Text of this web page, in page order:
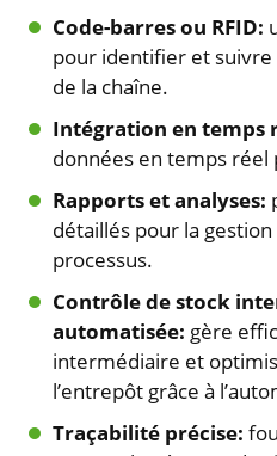
Code-barres ou RFID:
pour identifier et
de la chaîne.
Intégration en temps
données en temps réel
Rapports et analyses:
détaillés pour la
processus.
Contrôle de stock
automatisée: gère
intermédiaire et
l’entrepôt grâce à
Traçabilité précise: